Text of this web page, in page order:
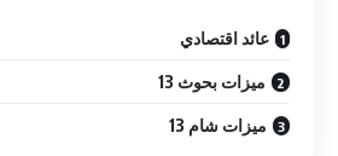
عائد اقتصادي
ميزات بحوث 13
ميزات شام 13